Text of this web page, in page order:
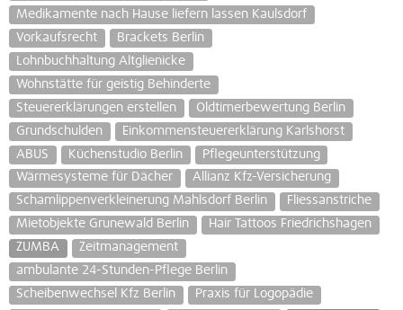
Medikamente nach Hause liefern lassen Kaulsdorf
Vorkaufsrecht
Brackets Berlin
Lohnbuchhaltung Altglienicke
Wohnstätte für geistig Behinderte
Steuererklärungen erstellen
Oldtimerbewertung Berlin
Grundschulden
Einkommensteuererklärung Karlshorst
ABUS
Küchenstudio Berlin
Pflegeunterstützung
Wärmesysteme für Dächer
Allianz Kfz-Versicherung
Schamlippenverkleinerung Mahlsdorf Berlin
Fliessanstriche
Mietobjekte Grunewald Berlin
Hair Tattoos Friedrichshagen
ZUMBA
Zeitmanagement
ambulante 24-Stunden-Pflege Berlin
Scheibenwechsel Kfz Berlin
Praxis für Logopädie